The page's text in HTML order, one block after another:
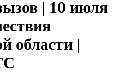
| 10 июля
области |